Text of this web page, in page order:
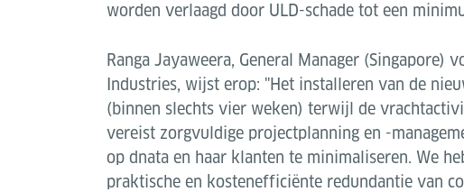
worden verlaagd door ULD-schade tot een
Ranga Jayaweera, General Manager (Singapore)
Industries, wijst erop: "Het installeren van de
(binnen slechts vier weken) terwijl de
vereist zorgvuldige projectplanning en -
op dnata en haar klanten te minimaliseren. We
praktische en kostenefficiënte redundantie van